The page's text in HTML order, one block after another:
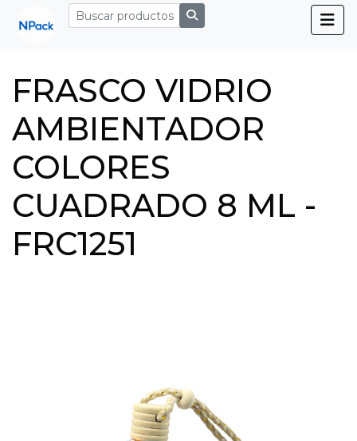
FRASCO VIDRIO
AMBIENTADOR
COLORES
CUADRADO 8 ML -
FRC1251